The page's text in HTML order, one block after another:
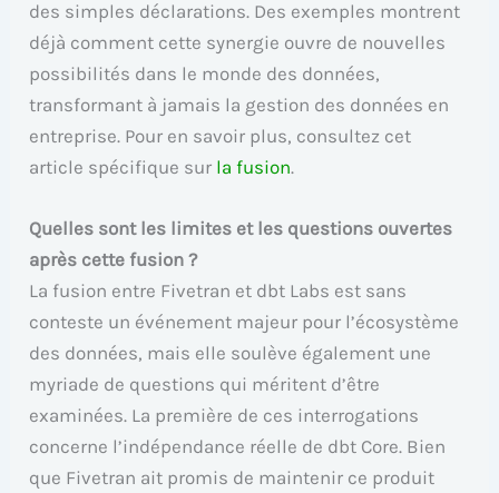
des simples déclarations. Des exemples montrent
déjà comment cette synergie ouvre de nouvelles
possibilités dans le monde des données,
transformant à jamais la gestion des données en
entreprise. Pour en savoir plus, consultez cet
article spécifique sur la fusion.
Quelles sont les limites et les questions ouvertes
après cette fusion ?
La fusion entre Fivetran et dbt Labs est sans
conteste un événement majeur pour l’écosystème
des données, mais elle soulève également une
myriade de questions qui méritent d’être
examinées. La première de ces interrogations
concerne l’indépendance réelle de dbt Core. Bien
que Fivetran ait promis de maintenir ce produit